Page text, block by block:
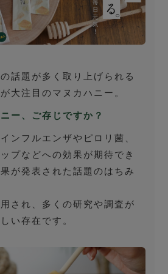
話題が多く取り上げられる
大注目のマヌカハニー。
ー、ご存じですか？
ンフルエンザやピロリ菌、
プなどへの効果が期待でき
が発表された話題のはちみ
され、多くの研究や調査が
い存在です。